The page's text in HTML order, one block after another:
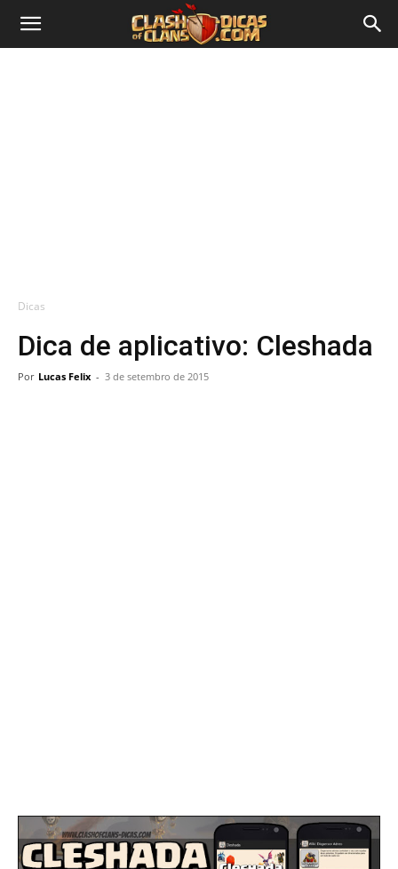
Dicas
Dica de aplicativo: Cleshada
Por Lucas Felix - 3 de setembro de 2015